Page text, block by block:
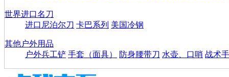
世界进口名刀
进口尼泊尔刀 卡巴系列 美国冷钢
其他户外用品
户外兵工铲 手套（面具） 防身腰带刀 水壶、口哨 战术